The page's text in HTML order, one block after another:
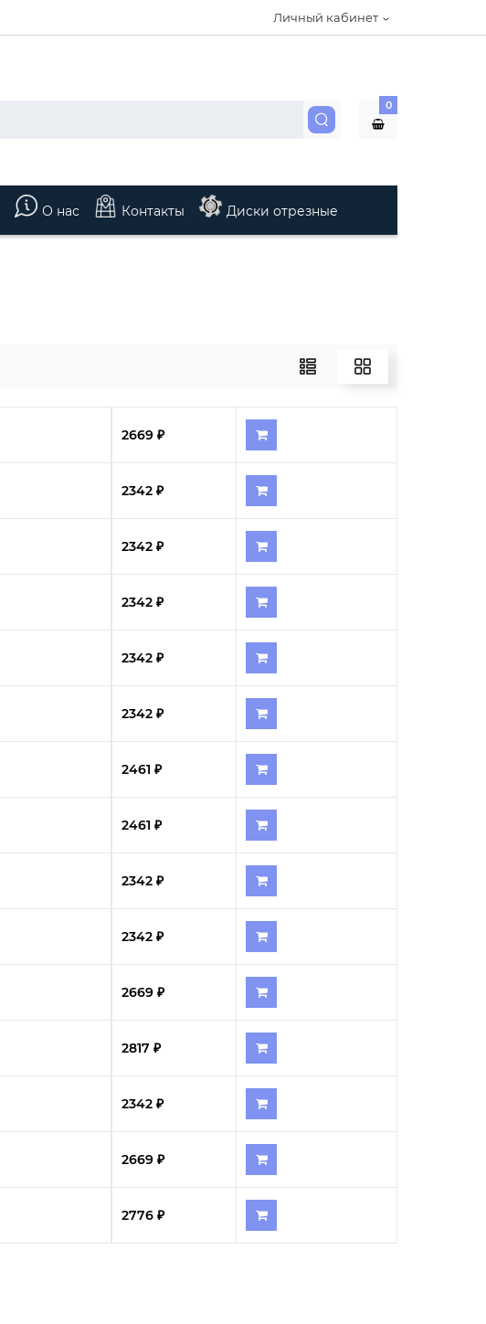
Личный кабинет
0
О нас Контакты Диски отрезные
2669 ₽
2342 ₽
2342 ₽
2342 ₽
2342 ₽
2342 ₽
2461 ₽
2461 ₽
2342 ₽
2342 ₽
2669 ₽
2817 ₽
2342 ₽
2669 ₽
2776 ₽